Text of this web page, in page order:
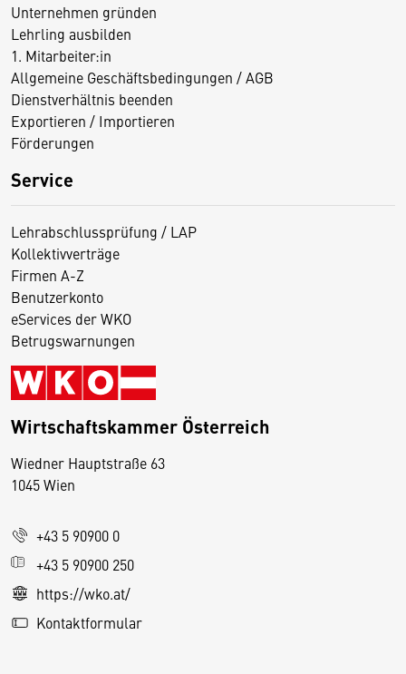
Unternehmen gründen
Lehrling ausbilden
1. Mitarbeiter:in
Allgemeine Geschäftsbedingungen / AGB
Dienstverhältnis beenden
Exportieren / Importieren
Förderungen
Service
Lehrabschlussprüfung / LAP
Kollektivverträge
Firmen A-Z
Benutzerkonto
eServices der WKO
Betrugswarnungen
Wirtschaftskammer Österreich
Wiedner Hauptstraße 63
1045 Wien
+43 5 90900 0
+43 5 90900 250
https://wko.at/
Kontaktformular
D
s
e
S
e